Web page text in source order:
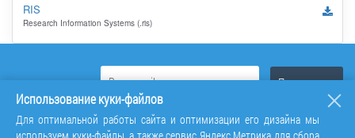
RIS
Research Information Systems (.ris)
Использование куки-файлов
Для оптимальной работы сайта и оптимизации его дизайна мы